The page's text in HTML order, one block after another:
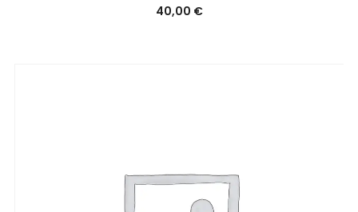
40,00 €